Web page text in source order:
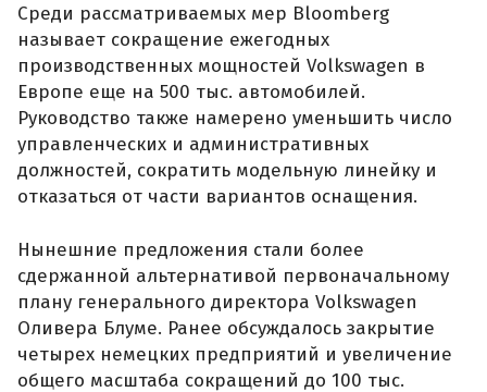
Среди рассматриваемых мер Bloomberg
называет сокращение ежегодных
производственных мощностей Volkswagen в
Европе еще на 500 тыс. автомобилей.
Руководство также намерено уменьшить число
управленческих и административных
должностей, сократить модельную линейку и
отказаться от части вариантов оснащения.
Нынешние предложения стали более
сдержанной альтернативой первоначальному
плану генерального директора Volkswagen
Оливера Блуме. Ранее обсуждалось закрытие
четырех немецких предприятий и увеличение
общего масштаба сокращений до 100 тыс.